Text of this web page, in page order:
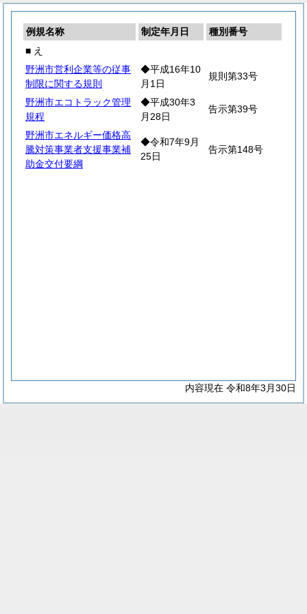
例規名称 制定年月日
種別番号
■ え
野洲市営利企業等の従事
制限に関する規則
◆平成16年10
月1日
規則第33号
野洲市エコトラック管理
規程
◆平成30年3
月28日
告示第39号
野洲市エネルギー価格高
騰対策事業者支援事業補
助金交付要綱
◆令和7年9月
25日
告示第148号
内容現在 令和8年3月30日